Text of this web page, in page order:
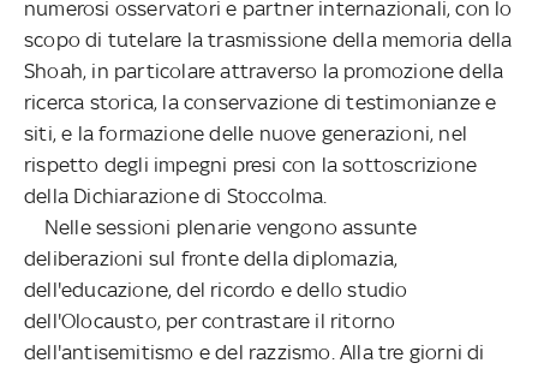
numerosi osservatori e partner internazionali, con lo
scopo di tutelare la trasmissione della memoria della
Shoah, in particolare attraverso la promozione della
ricerca storica, la conservazione di testimonianze e
siti, e la formazione delle nuove generazioni, nel
rispetto degli impegni presi con la sottoscrizione
della Dichiarazione di Stoccolma.
Nelle sessioni plenarie vengono assunte
deliberazioni sul fronte della diplomazia,
dell'educazione, del ricordo e dello studio
dell'Olocausto, per contrastare il ritorno
dell'antisemitismo e del razzismo. Alla tre giorni di